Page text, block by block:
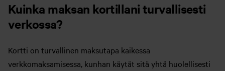
Kuinka maksan kortillani turvallisesti
verkossa?
Kortti on turvallinen maksutapa kaikessa
verkkomaksamisessa, kunhan käytät sitä yhtä huolellisesti